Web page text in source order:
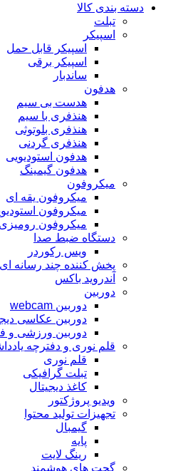
دسته بندی کالا
تبلت
اسپیکر
اسپیکر قابل حمل
اسپیکر برقی
ساندبار
هدفون
هدست بی سیم
هنذفری با سیم
هنذفری بلوتوثی
هنذفری گردنی
هدفون استودیویی
هدفون گیمینگ
میکروفون
میکروفون یقه ای
میکروفون
میکروفون رومیزی
دستگاه ضبط صدا
ویس رکوردر
پخش کننده چند رسانه ای MP3،MP4
آندروید باکس
دوربین
دوربین webcam
دوربین عکاسی
دوربین‌ ورزشی و
قلم نوری و دفترچه
قلم نوری
تبلت گرافیکی
کاغذ دیجیتال
ویدیو پروژکتور
تجهیزات تولید محتوا
گیمبال
پایه
رینگ لایت
گجت های هوشمند